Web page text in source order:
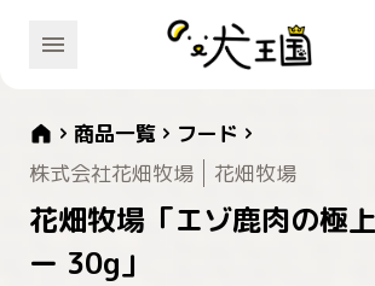
商品一覧
フード
株式会社花畑牧場
花畑牧場
花畑牧場「エゾ鹿肉の極
ー 30g」